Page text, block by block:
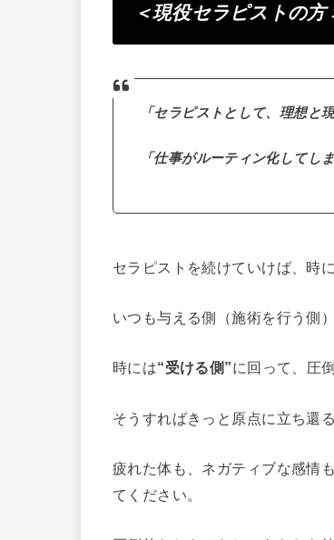
＜現役セラピストの方
「セラピストとして、理想と
「仕事がルーティン化してし
セラピストを続けていけば、時
いつも与える側（施術を行う側
時には“受ける側”に回って、圧
そうすればきっと原点に立ち還
疲れた体も、ネガティブな感情
てください。